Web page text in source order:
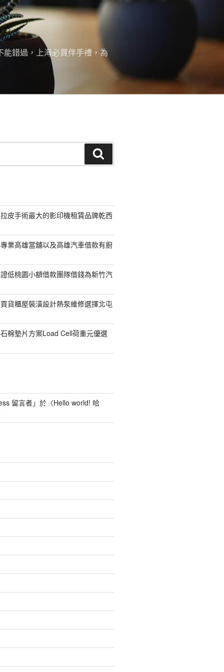
錯過，上海必買伴手禮，為
尋
皮手術最大的影印機租賃品牌乾西
業高雄當舖以及高雄汽車借款有廚
低桃園小額借款團隊借錢為新竹汽
貨櫃屋裝潢設計熱泵維修選擇北屯
棉墊片方案Load Cell荷重元優選
留言者」於〈Hello world! 哈